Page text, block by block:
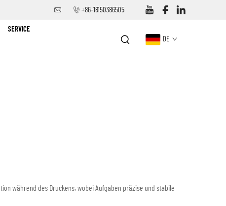
+86-18150386505
SERVICE
DE
während des Druckens, wobei Aufgaben präzise und stabile